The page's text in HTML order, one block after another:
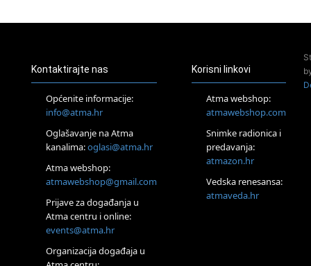
Tečaj Višeg Vodstva, razvijanja intuicije i Akaša zapisa
26.08.
Postanite Nositelj Vibracije Nove Zemlje
Visoko
Alemka Dauskardt – Jednodnevna radionica sistemskih
Zagreb
HOD PO ŽERAVICI – Seminar koji mijenja tijelo, duh i um
SoulFest – Festival glazbe, mudrosti i zajedništva
Radoboj
Noćna šumska kupka
Kontaktirajte nas
Općenite informacije:
info@atma.hr
Oglašavanje na Atma
kanalima:oglasi@atma.hr
Atma webshop:
atmawebshop@gmail.com
Prijave za događanja u
Atma centru i online:
events@atma.hr
Organizacija događaja u
Korisni linkovi
Atma webshop:
atmawebshop.com
Snimke radionica i
predavanja:
atmazon.hr
Vedska renesansa:
atmaveda.hr